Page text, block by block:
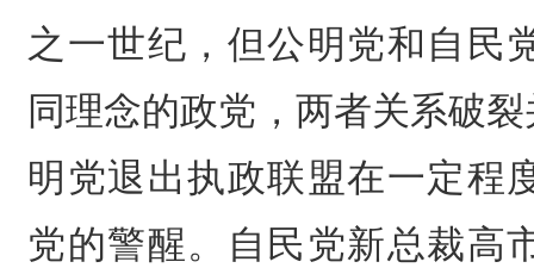
之一世纪，但公明党和自民
同理念的政党，两者关系破
明党退出执政联盟在一定程
党的警醒。自民党新总裁高